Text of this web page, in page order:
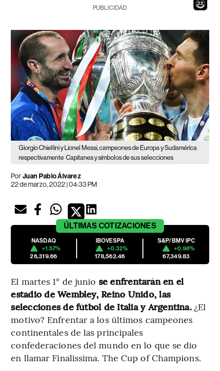
20
PUBLICIDAD
Giorgio Chiellini y Lionel Messi, campeones de Europa y Sudamérica
respectivamente Capitanes y símbolos de sus selecciones
PorJuan Pablo Álvarez
22 de marzo, 2022 | 04:33 PM
ÚLTIMAS COTIZACIONES
NASDAQ
+1.57%
26,319.66
IBOVESPA
+0.32%
178,562.46
S&P/BMV IPC
+0.98%
67,349.83
El martes 1° de junio se enfrentarán en el
estadio de Wembley, Reino Unido, las
selecciones de fútbol de Italia y Argentina.¿El
motivo? Enfrentar a los últimos campeones
continentales de las principales
confederaciones del mundo en lo que se dio
en llamar Finalissima. The Cup of Champions.